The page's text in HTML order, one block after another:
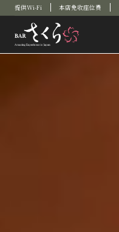
提供Wi-Fi 本店免收座位费